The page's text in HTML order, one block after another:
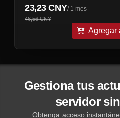
23,23 CNY/ 1 mes
46,56 CNY
Gestiona tus
servidor
Obtenga acceso